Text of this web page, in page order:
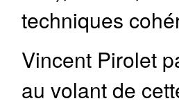
techniques
Vincent Pirolet
au volant de